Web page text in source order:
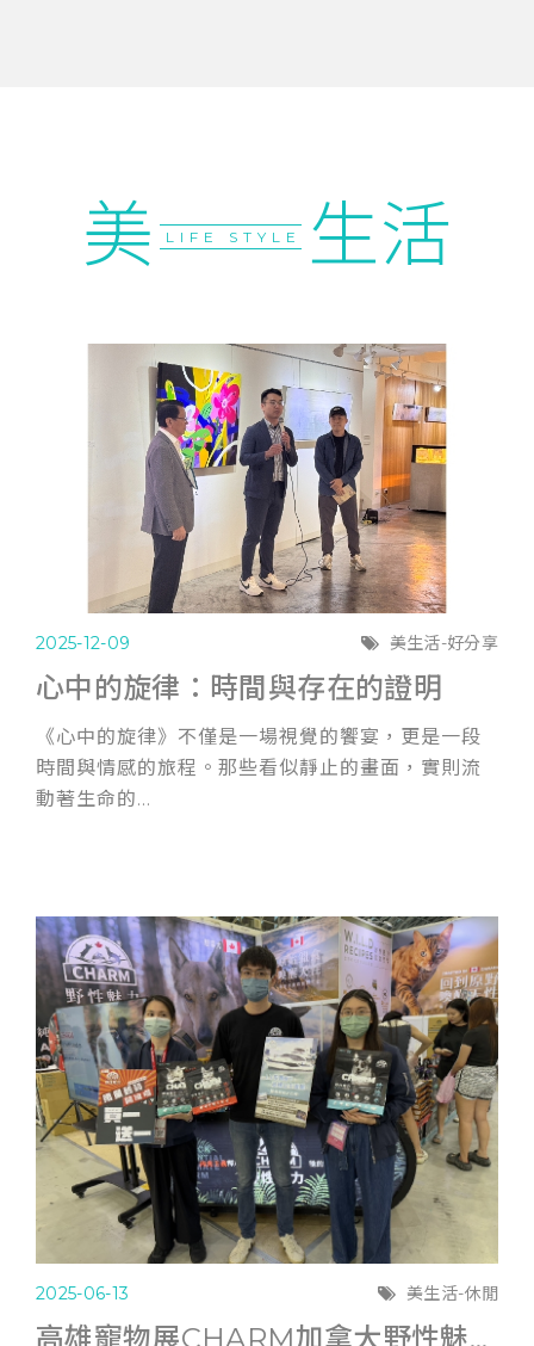
美 LIFE STYLE 生活
2025-12-09 美生活-好分享
心中的旋律：時間與存在的證明
《心中的旋律》不僅是一場視覺的饗宴，更是一段
時間與情感的旅程。那些看似靜止的畫面，實則流
動著生命的...
2025-06-13 美生活-休閒
高雄寵物展CHARM加拿大野性魅力滿6千送遊艇體驗